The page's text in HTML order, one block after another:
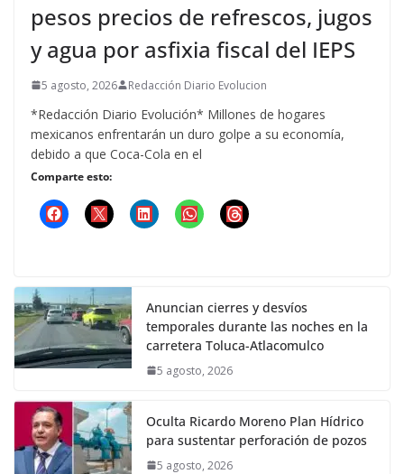
pesos precios de refrescos, jugos
y agua por asfixia fiscal del IEPS
5 agosto, 2026 Redacción Diario Evolucion
*Redacción Diario Evolución* Millones de hogares
mexicanos enfrentarán un duro golpe a su economía,
debido a que Coca-Cola en el
Comparte esto:
Anuncian cierres y desvíos
temporales durante las noches en la
carretera Toluca-Atlacomulco
5 agosto, 2026
Oculta Ricardo Moreno Plan Hídrico
para sustentar perforación de pozos
5 agosto, 2026